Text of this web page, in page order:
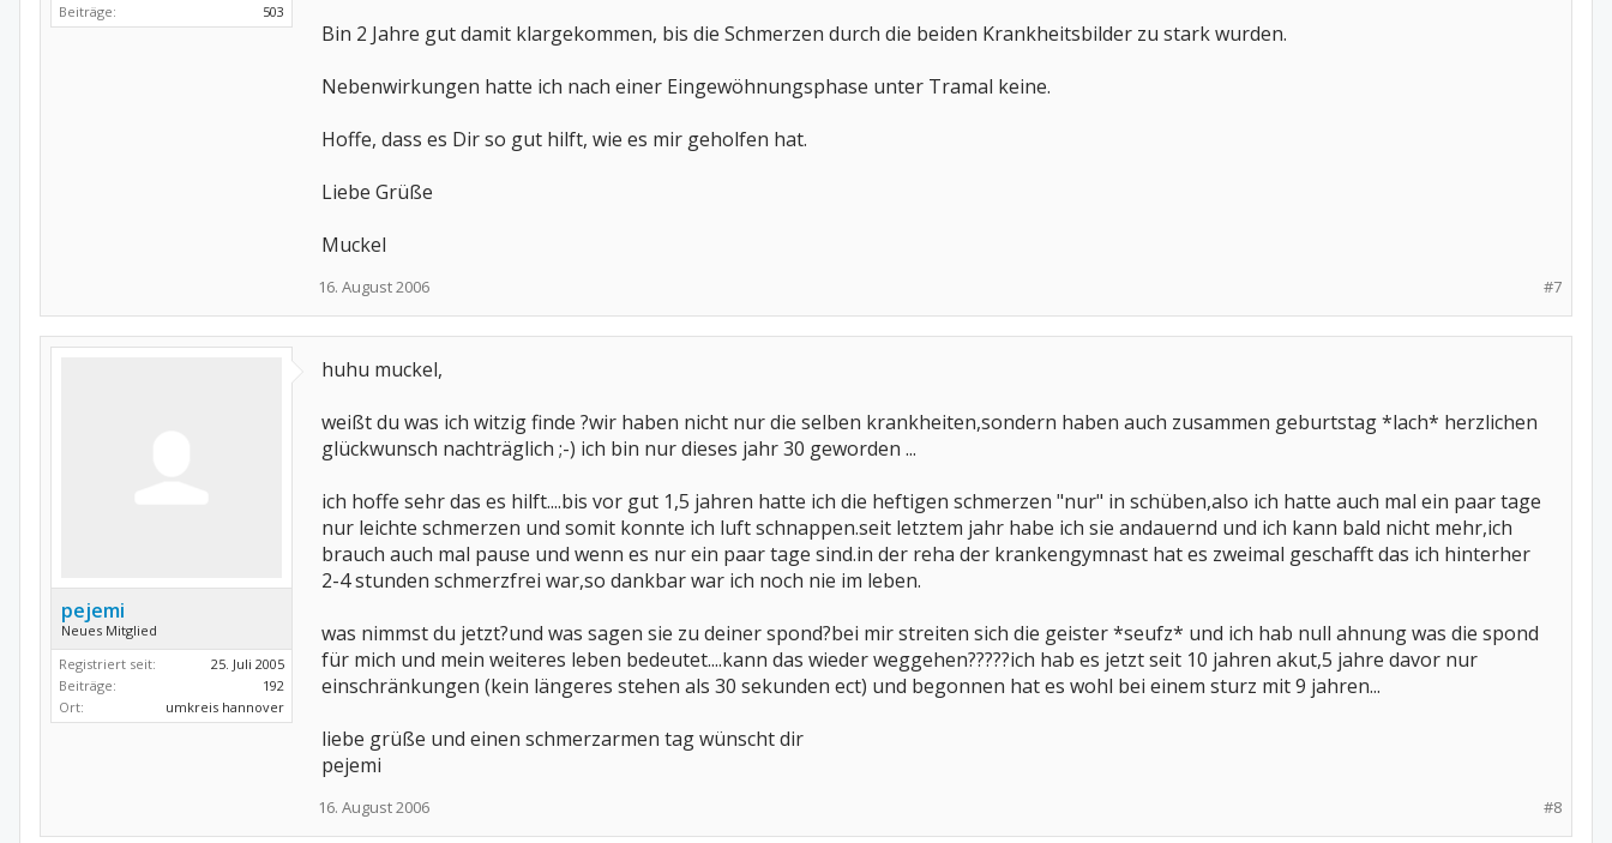
Beiträge:
503
Bin 2 Jahre gut damit klargekommen, bis die Schmerzen durch die beiden Krankheitsbilder zu stark wurden.
Nebenwirkungen hatte ich nach einer Eingewöhnungsphase unter Tramal keine.
Hoffe, dass es Dir so gut hilft, wie es mir geholfen hat.
Liebe Grüße
Muckel
#7
16. August 2006
pejemi
Neues Mitglied
Registriert seit:
25. Juli 2005
Beiträge:
192
Ort:
umkreis hannover
huhu muckel,
weißt du was ich witzig finde ?wir haben nicht nur die selben krankheiten,sondern haben auch zusammen geburtstag *lach* herzlichen
glückwunsch nachträglich ;-) ich bin nur dieses jahr 30 geworden ...
ich hoffe sehr das es hilft....bis vor gut 1,5 jahren hatte ich die heftigen schmerzen "nur" in schüben,also ich hatte auch mal ein paar tage
nur leichte schmerzen und somit konnte ich luft schnappen.seit letztem jahr habe ich sie andauernd und ich kann bald nicht mehr,ich
brauch auch mal pause und wenn es nur ein paar tage sind.in der reha der krankengymnast hat es zweimal geschafft das ich hinterher
2-4 stunden schmerzfrei war,so dankbar war ich noch nie im leben.
was nimmst du jetzt?und was sagen sie zu deiner spond?bei mir streiten sich die geister *seufz* und ich hab null ahnung was die spond
für mich und mein weiteres leben bedeutet....kann das wieder weggehen?????ich hab es jetzt seit 10 jahren akut,5 jahre davor nur
einschränkungen (kein längeres stehen als 30 sekunden ect) und begonnen hat es wohl bei einem sturz mit 9 jahren...
liebe grüße und einen schmerzarmen tag wünscht dir
pejemi
#8
16. August 2006